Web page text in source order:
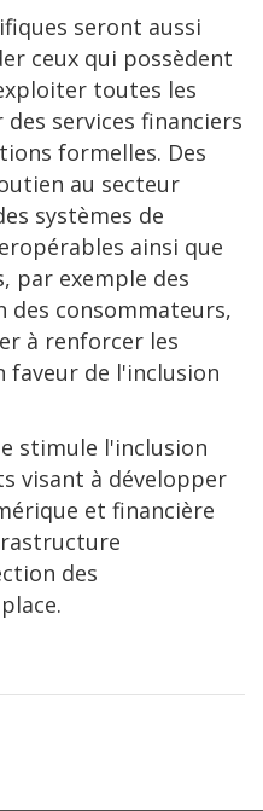
seront aussi
ceux qui possèdent
toutes les
services financiers
formelles. Des
au secteur
systèmes de
ainsi que
par exemple des
des consommateurs,
à renforcer les
de l'inclusion
stimule l'inclusion
visant à développer
et financière
des